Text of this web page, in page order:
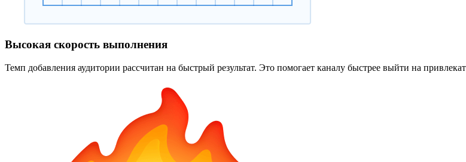
Высокая скорость выполнения
Темп добавления аудитории рассчитан на быстрый результат. Это помогает каналу быстрее выйти на